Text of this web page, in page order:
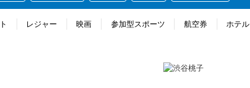
レジャー 映画 参加型スポーツ 航空券 ホテル